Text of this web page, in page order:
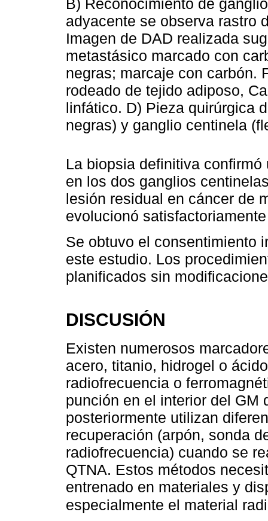
B) Reconocimiento de
adyacente se observa rastro
Imagen de DAD realizada
metastásico marcado con
negras; marcaje con carbón.
rodeado de tejido adiposo,
linfático. D) Pieza quirúrgica
negras) y ganglio centinela
La biopsia definitiva
en los dos ganglios
lesión residual en cáncer de
evolucionó
Se obtuvo el consentimiento
este estudio. Los
planificados sin
DISCUSIÓN
Existen numerosos
acero, titanio, hidrogel o
radiofrecuencia o
punción en el interior del GM
posteriormente utilizan
recuperación (arpón, sonda
radiofrecuencia) cuando se
QTNA. Estos métodos
entrenado en materiales y
especialmente el material